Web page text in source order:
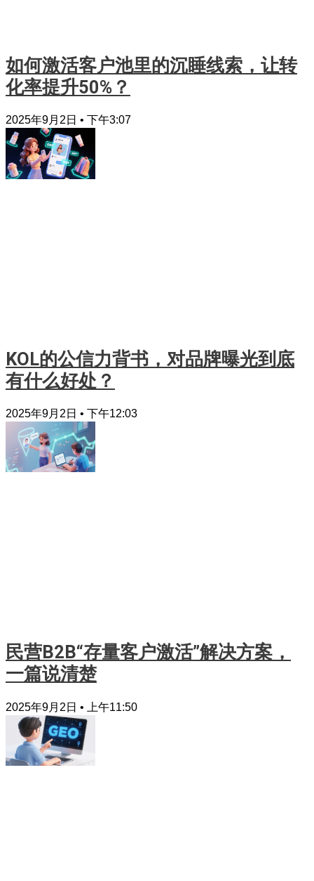
如何激活客户池里的沉睡线索，让转
化率提升50%？
2025年9月2日 下午3:07
KOL的公信力背书，对品牌曝光到底
有什么好处？
2025年9月2日 下午12:03
民营B2B“存量客户激活”解决方案，
一篇说清楚
2025年9月2日 上午11:50